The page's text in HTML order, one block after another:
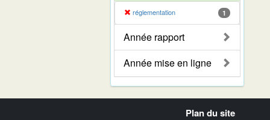
réglementation 1
Année rapport
Année mise en ligne
Plan du site